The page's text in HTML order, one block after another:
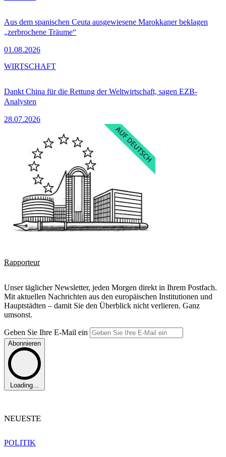
Aus dem spanischen Ceuta ausgewiesene Marokkaner beklagen
„zerbrochene Träume“
01.08.2026
Dankt China für die Rettung der Weltwirtschaft, sagen EZB-
Analysten
28.07.2026
WIRTSCHAFT
Rapporteur
Unser täglicher Newsletter, jeden Morgen direkt in Ihrem Postfach.
Mit aktuellen Nachrichten aus den europäischen Institutionen und
Hauptstädten – damit Sie den Überblick nicht verlieren. Ganz
umsonst.
Geben Sie Ihre E-Mail ein
Abonnieren
Loading...
NEUESTE
POLITIK